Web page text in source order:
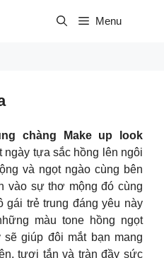
Menu
chàng Make up look
ngày tựa sắc hồng lên ngôi
và ngọt ngào cùng bên
vào sự thơ mộng đó cùng
gái trẻ trung đáng yêu này
màu tone hồng ngọt
sẽ giúp đôi mắt bạn mang
tươi tắn và tràn đầy sức